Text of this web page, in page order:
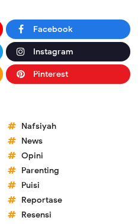
Facebook
Instagram
Pinterest
Nafsiyah
News
Opini
Parenting
Puisi
Reportase
Resensi